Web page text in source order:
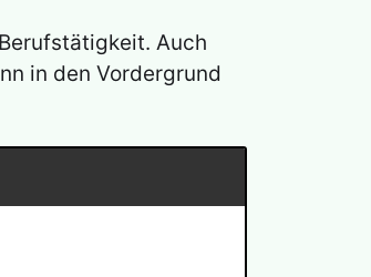
Auch
in den Vordergrund